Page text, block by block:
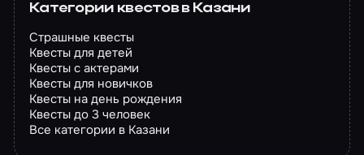
Категории квестов в Казани
Страшные квесты
Квесты для детей
Квесты с актерами
Квесты для новичков
Квесты на день рождения
Квесты до 3 человек
Все категории в Казани